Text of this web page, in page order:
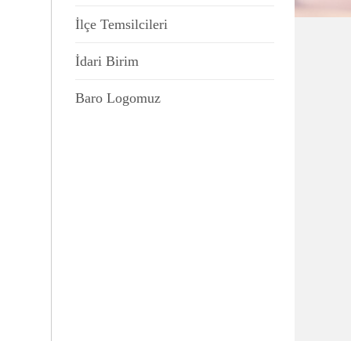
İlçe Temsilcileri
İdari Birim
Baro Logomuz